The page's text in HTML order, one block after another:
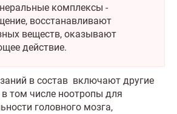
комплексы -
восстанавливают
веществ, оказывают
действие.
в состав включают другие
том числе ноотропы для
головного мозга,